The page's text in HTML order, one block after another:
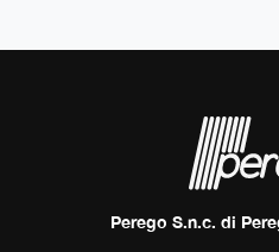
Perego S.n.c. di